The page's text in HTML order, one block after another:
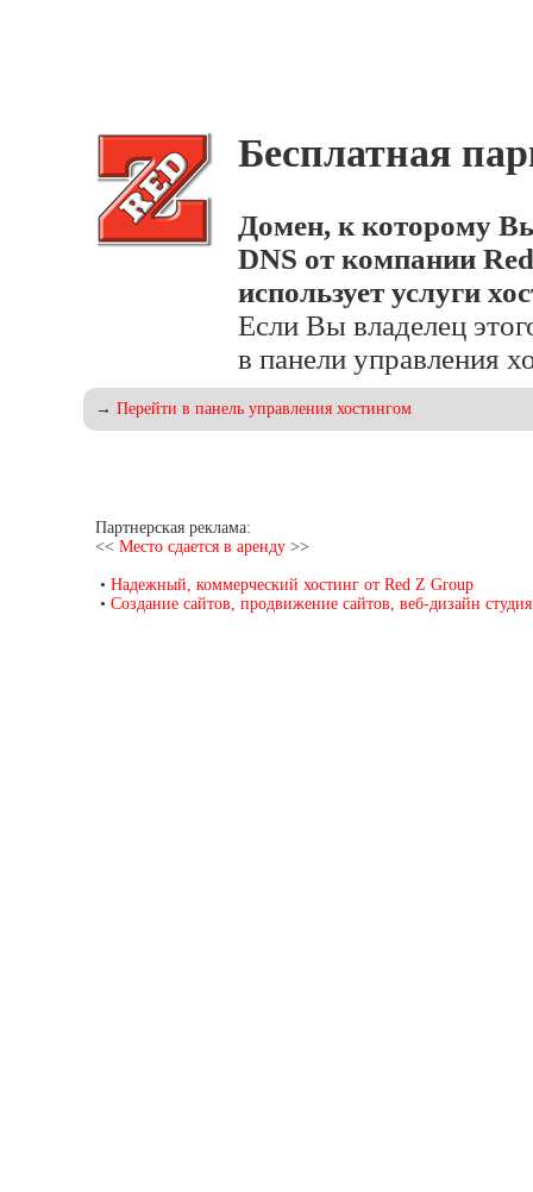
Бесплатная
Домен, к которому
DNS от компании
использует услуги
Если Вы владелец
в панели управления
→ Перейти в панель управления хостингом
Партнерская реклама:
<< Место сдается в аренду >>
• Надежный, коммерческий хостинг от Red Z Group
• Создание сайтов, продвижение сайтов, веб-дизайн студия